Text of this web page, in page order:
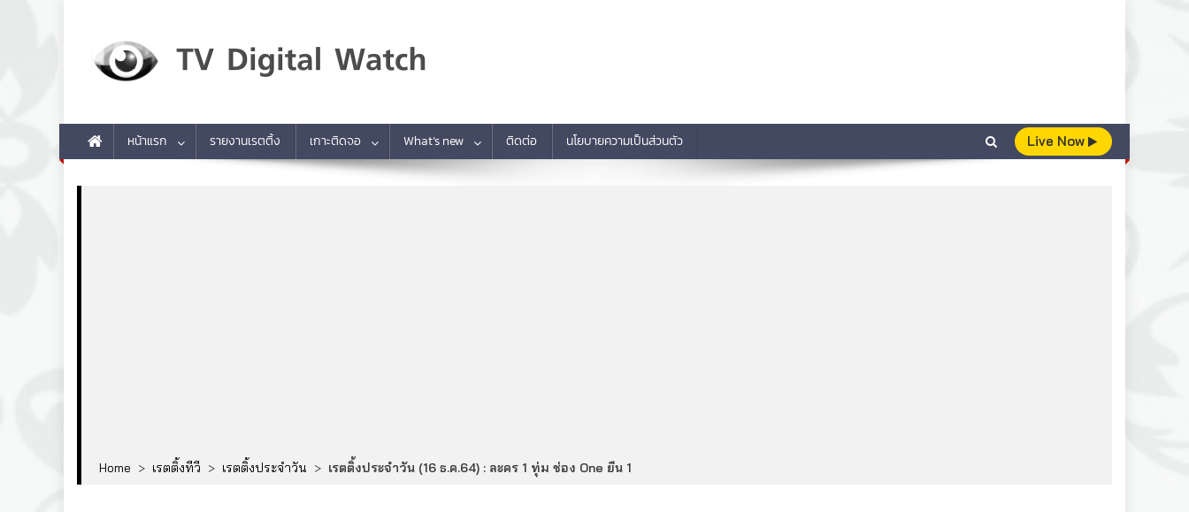
หน้าแรก รายงานเรตติ้ง เกาะติดจอ What’s new ติดต่อ นโยบายความเป็นส่วนตัว Live Now
Home > เรตติ้งทีวี > เรตติ้งประจำวัน > เรตติ้งประจำวัน (16 ธ.ค.64) : ละคร 1 ทุ่ม ช่อง One ยืน 1